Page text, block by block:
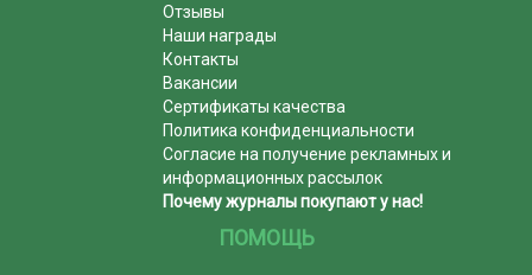
Отзывы
Наши награды
Контакты
Вакансии
Сертификаты качества
Политика конфиденциальности
Согласие на получение рекламных и
информационных рассылок
Почему журналы покупают у нас!
ПОМОЩЬ